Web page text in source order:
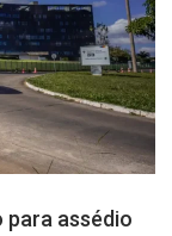
assédio